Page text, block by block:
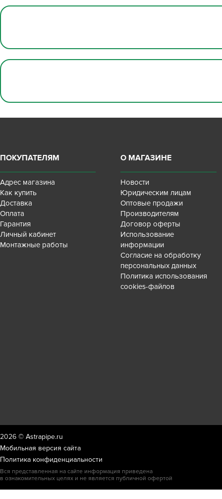
ПОКУПАТЕЛЯМ
Адрес магазина
Как купить
Доставка
Оплата
Гарантия
Личный кабинет
Монтажные работы
О МАГАЗИНЕ
Новости
Юридическим лицам
Оптовые продажи
Производителям
Договор оферты
Использование
информации
Согласие на обработку
персональных данных
Политика использования
cookies-файлов
2026 © Astrapipe.ru
Мобильная версия сайта
Политика конфиденциальности
Вся представленная на сайте информация приведена
в ознакомительных целях и не является публичной офертой